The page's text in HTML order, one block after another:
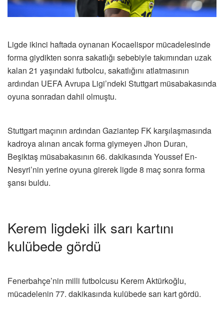
Ligde ikinci haftada oynanan Kocaelispor mücadelesinde
forma giydikten sonra sakatlığı sebebiyle takımından uzak
kalan 21 yaşındaki futbolcu, sakatlığını atlatmasının
ardından UEFA Avrupa Ligi’ndeki Stuttgart müsabakasında
oyuna sonradan dahil olmuştu.
Stuttgart maçının ardından Gaziantep FK karşılaşmasında
kadroya alınan ancak forma giymeyen Jhon Duran,
Beşiktaş müsabakasının 66. dakikasında Youssef En-
Nesyri’nin yerine oyuna girerek ligde 8 maç sonra forma
şansı buldu.
Kerem ligdeki ilk sarı kartını
kulübede gördü
Fenerbahçe’nin milli futbolcusu Kerem Aktürkoğlu,
mücadelenin 77. dakikasında kulübede sarı kart gördü.